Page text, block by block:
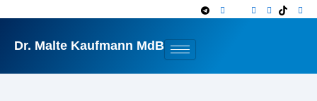
springen
Dr. Malte Kaufmann MdB